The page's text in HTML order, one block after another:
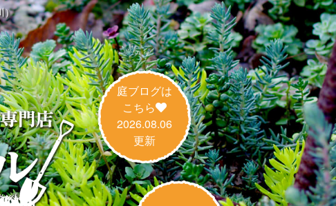
）
庭ブログは
こちら
2026.08.06
更新